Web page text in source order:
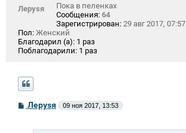
Лeрysя
Пока в пеленках
Сообщения: 64
Зарегистрирован: 29 авг 2017, 07:57
Пол: Женский
Благодарил (а): 1 раз
Поблагодарили: 1 раз
С
о
Лeрysя 09 ноя 2017, 13:53